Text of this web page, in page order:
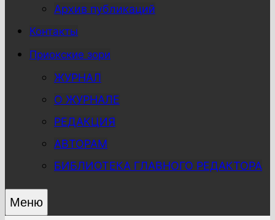
Архив публикаций
Контакты
Приокские зори
ЖУРНАЛ
О ЖУРНАЛЕ
РЕДАКЦИЯ
АВТОРАМ
БИБЛИОТЕКА ГЛАВНОГО РЕДАКТОРА
Меню